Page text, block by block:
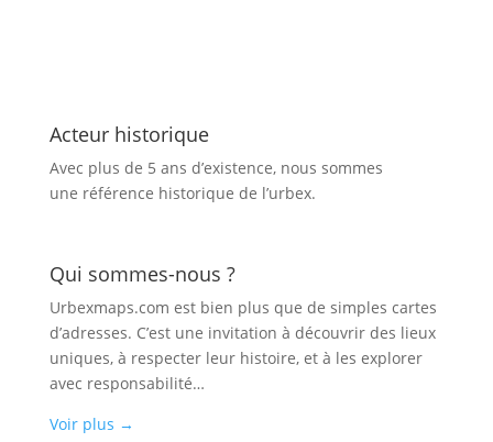
Acteur historique
Avec plus de 5 ans d’existence, nous sommes
une référence historique de l’urbex.
Qui sommes-nous ?
Urbexmaps.com est bien plus que de simples cartes
d’adresses. C’est une invitation à découvrir des lieux
uniques, à respecter leur histoire, et à les explorer
avec responsabilité…
Voir plus →